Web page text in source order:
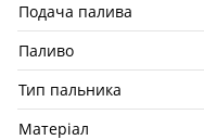
Подача палива
Паливо
Тип пальника
Матеріал